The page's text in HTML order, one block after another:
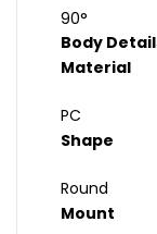
90°
Body
Material
PC
Shape
Round
Mount